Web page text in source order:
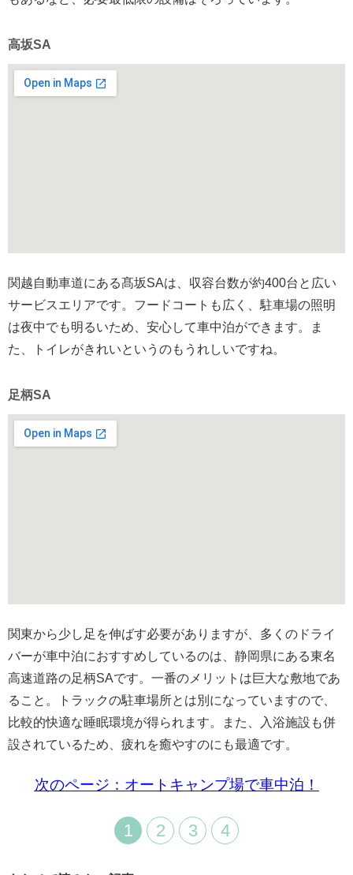
高坂SA
関越自動車道にある髙坂SAは、収容台数が約400台と広い
サービスエリアです。フードコートも広く、駐車場の照明
は夜中でも明るいため、安心して車中泊ができます。ま
た、トイレがきれいというのもうれしいですね。
足柄SA
関東から少し足を伸ばす必要がありますが、多くのドライ
バーが車中泊におすすめしているのは、静岡県にある東名
高速道路の足柄SAです。一番のメリットは巨大な敷地であ
ること。トラックの駐車場所とは別になっていますので、
比較的快適な睡眠環境が得られます。また、入浴施設も併
設されているため、疲れを癒やすのにも最適です。
次のページ：オートキャンプ場で車中泊！
1 2 3 4